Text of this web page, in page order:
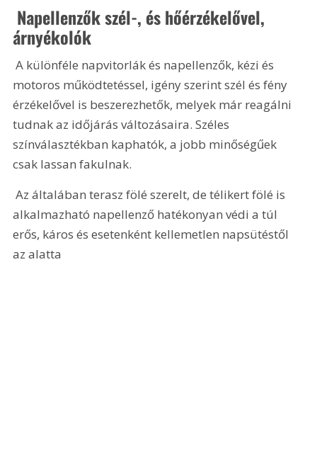
árnyékolók
A különféle napvitorlák és napellenzők, kézi és
motoros működtetéssel, igény szerint szél és fény
érzékelővel is beszerezhetők, melyek már reagálni
tudnak az időjárás változásaira. Széles
színválasztékban kaphatók, a jobb minőségűek
csak lassan fakulnak.
Az általában terasz fölé szerelt, de télikert fölé is
alkalmazható napellenző hatékonyan védi a túl
erős, káros és esetenként kellemetlen napsütéstől
az alatta